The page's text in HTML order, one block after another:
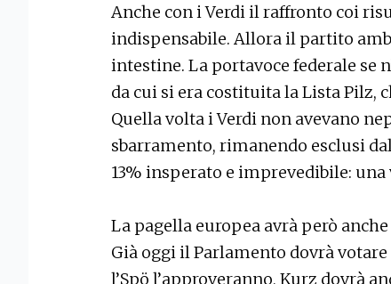
Anche con i Verdi il raffronto coi
indispensabile. Allora il partito
intestine. La portavoce federale se
da cui si era costituita la Lista Pilz,
Quella volta i Verdi non avevano
sbarramento, rimanendo esclusi
13% insperato e imprevedibile:
La pagella europea avrà però
Già oggi il Parlamento dovrà
l’Spö l’approveranno, Kurz dovrà